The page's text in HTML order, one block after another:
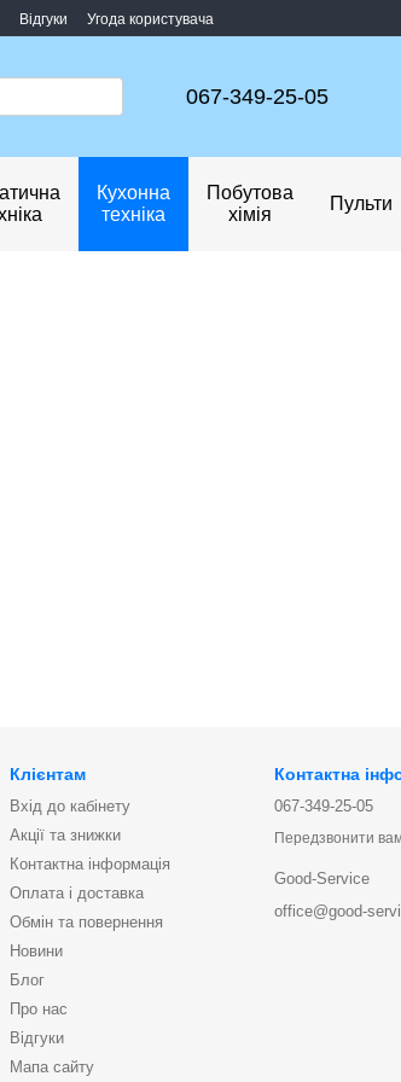
Відгуки
Угода користувача
067-349-25-05
Кухонна
техніка
Побутова
хімія
Пульти
Клієнтам
Вхід до кабінету
Акції та знижки
Контактна інформація
Оплата і доставка
Обмін та повернення
Новини
Блог
Про нас
Відгуки
Мапа сайту
Контактна
067-349-25-05
Передзвонити
Good-Service
office@good-